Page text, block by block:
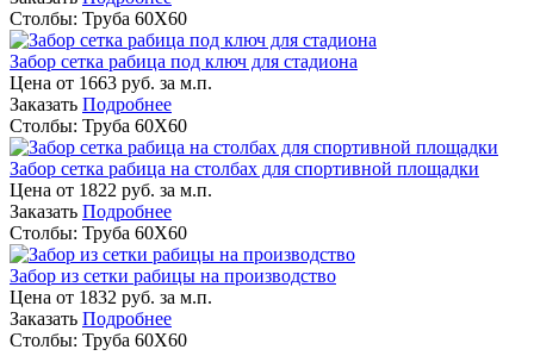
Столбы: Труба 60Х60
Забор сетка рабица под ключ для стадиона
Цена от 1663 руб. за м.п.
Заказать Подробнее
Столбы: Труба 60Х60
Забор сетка рабица на столбах для спортивной площадки
Цена от 1822 руб. за м.п.
Заказать Подробнее
Столбы: Труба 60Х60
Забор из сетки рабицы на производство
Цена от 1832 руб. за м.п.
Заказать Подробнее
Столбы: Труба 60Х60